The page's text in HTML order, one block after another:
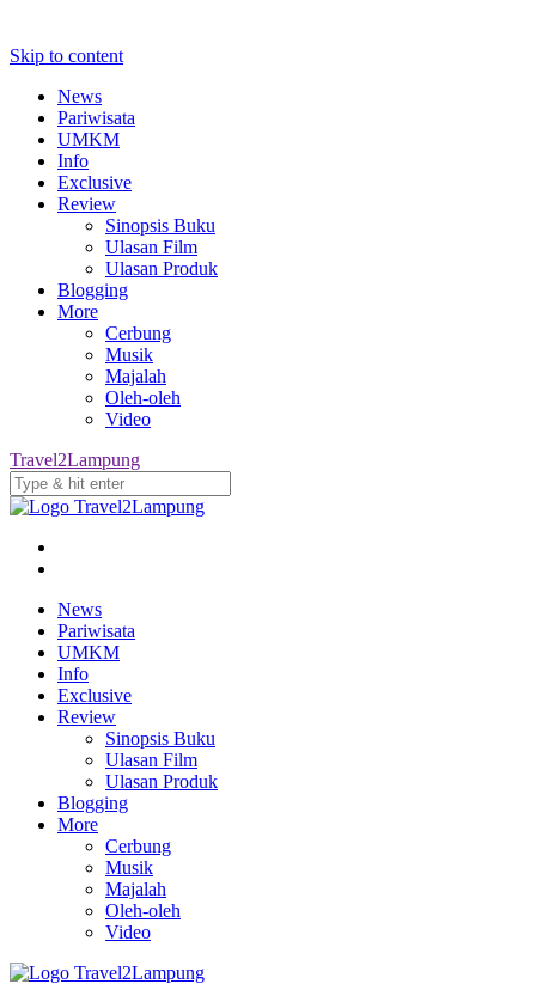
Skip to content
News
Pariwisata
UMKM
Info
Exclusive
Review
Sinopsis Buku
Ulasan Film
Ulasan Produk
Blogging
More
Cerbung
Musik
Majalah
Oleh-oleh
Video
Travel2Lampung
News
Pariwisata
UMKM
Info
Exclusive
Review
Sinopsis Buku
Ulasan Film
Ulasan Produk
Blogging
More
Cerbung
Musik
Majalah
Oleh-oleh
Video